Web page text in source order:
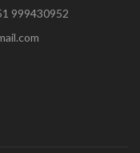
999430952